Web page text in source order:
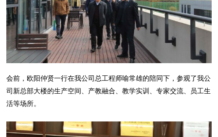
会前，欧阳仲贤一行在我公司总工程师喻常雄的陪同下，参观了我公
司新总部大楼的生产空间、产教融合、教学实训、专家交流、员工生
活等场所。